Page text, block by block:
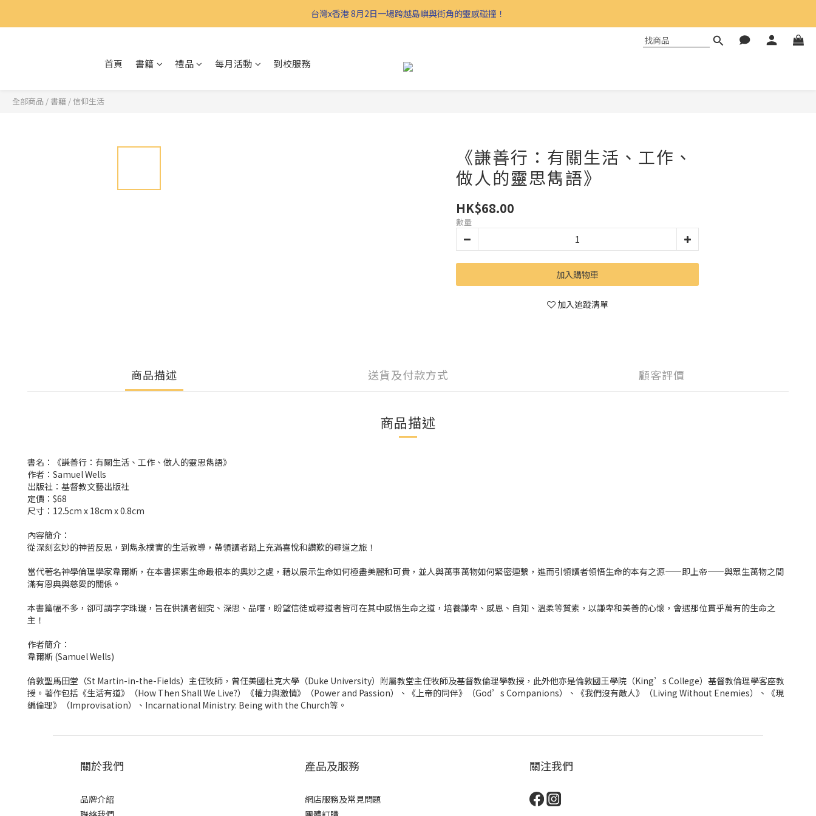
台灣x香港 8月2日一場跨越島嶼與街角的靈感碰撞！
首頁 書籍 禮品 每月活動 到校服務
全部商品 / 書籍 /信仰生活
《謙善行：有關生活、工作、
做人的靈思雋語》
HK$68.00
數量
加入購物車
加入追蹤清單
商品描述 送貨及付款方式 顧客評價
商品描述
書名：《謙善行：有關生活、工作、做人的靈思雋語》
作者：Samuel Wells
出版社：基督教文藝出版社
定價：$68
尺寸：12.5cm x 18cm x 0.8cm
內容簡介：
從深刻玄妙的神哲反思，到雋永樸實的生活教導，帶領讀者踏上充滿喜悅和讚歎的尋道之旅！
當代著名神學倫理學家韋爾斯，在本書探索生命最根本的奧妙之處，藉以展示生命如何極盡美麗和可貴，並人與萬事萬物如何緊密連繫，進而引領讀者領悟生命的本有之源——即上帝——與眾生萬物之間
滿有恩典與慈愛的關係。
本書篇幅不多，卻可謂字字珠璣，旨在供讀者細究、深思、品嚐，盼望信徒或尋道者皆可在其中感悟生命之道，培養謙卑、感恩、自知、溫柔等質素，以謙卑和美善的心懷，會遇那位貫乎萬有的生命之
主！
作者簡介：
韋爾斯 (Samuel Wells)
倫敦聖馬田堂（St Martin-in-the-Fields）主任牧師，曾任美國杜克大學（Duke University）附屬教堂主任牧師及基督教倫理學教授，此外他亦是倫敦國王學院（King’s College）基督教倫理學客座教
授。著作包括《生活有道》（How Then Shall We Live?）《權力與激情》（Power and Passion）、《上帝的同伴》（God’s Companions）、《我們沒有敵人》（Living Without Enemies）、《現
編倫理》（Improvisation）、Incarnational Ministry: Being with the Church等。
關於我們
品牌介紹
產品及服務
網店服務及常見問題
關注我們